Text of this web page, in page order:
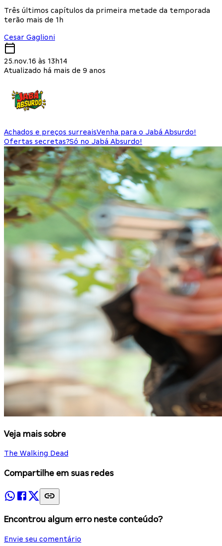
Três últimos capítulos da primeira metade da temporada
terão mais de 1h
Cesar Gaglioni
25.nov.16 às 13h14
Atualizado há mais de 9 anos
Achados e preços surreaisVenha para o Jabá Absurdo!
Ofertas secretas?Só no Jabá Absurdo!
Veja mais sobre
The Walking Dead
Compartilhe em suas redes
Encontrou algum erro neste conteúdo?
Envie seu comentário